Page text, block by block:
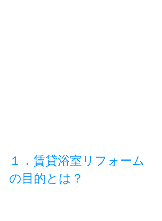
１．賃貸浴室リフォーム
の目的とは？